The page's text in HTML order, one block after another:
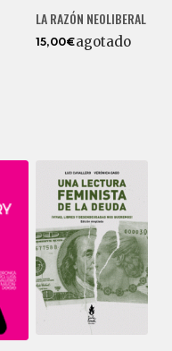
LA RAZÓN NEOLIBERAL
15,00€agotado